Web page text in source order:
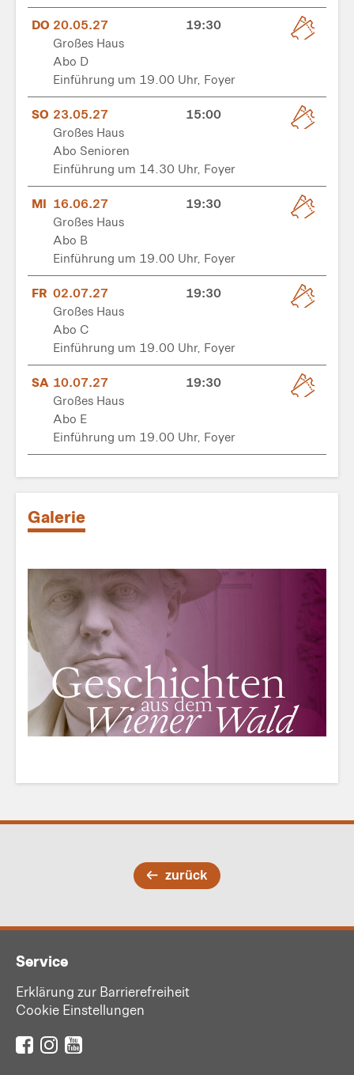
DO 20.05.27
19:30
Großes Haus
Abo D
Einführung um 19.00 Uhr, Foyer
SO 23.05.27
15:00
Großes Haus
Abo Senioren
Einführung um 14.30 Uhr, Foyer
MI 16.06.27
19:30
Großes Haus
Abo B
Einführung um 19.00 Uhr, Foyer
FR 02.07.27
19:30
Großes Haus
Abo C
Einführung um 19.00 Uhr, Foyer
SA 10.07.27
19:30
Großes Haus
Abo E
Einführung um 19.00 Uhr, Foyer
Galerie
zurück
Service
Erklärung zur Barrierefreiheit
Cookie Einstellungen